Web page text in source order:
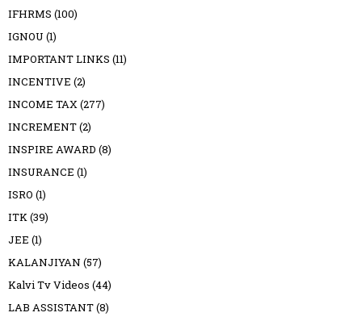
IFHRMS (100)
IGNOU (1)
IMPORTANT LINKS (11)
INCENTIVE (2)
INCOME TAX(277)
INCREMENT(2)
INSPIRE AWARD (8)
INSURANCE (1)
ISRO (1)
ITK(39)
JEE (1)
KALANJIYAN (57)
Kalvi Tv Videos (44)
LAB ASSISTANT(8)